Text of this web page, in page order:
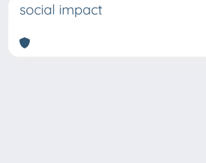
social impact